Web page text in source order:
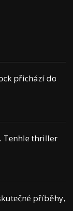
přichází do
Tenhle thriller
příběhy,